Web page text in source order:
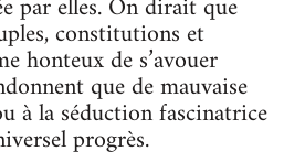
constitutions et
honteux de s’avouer
que de mauvaise
à la séduction fascinatrice
progrès.